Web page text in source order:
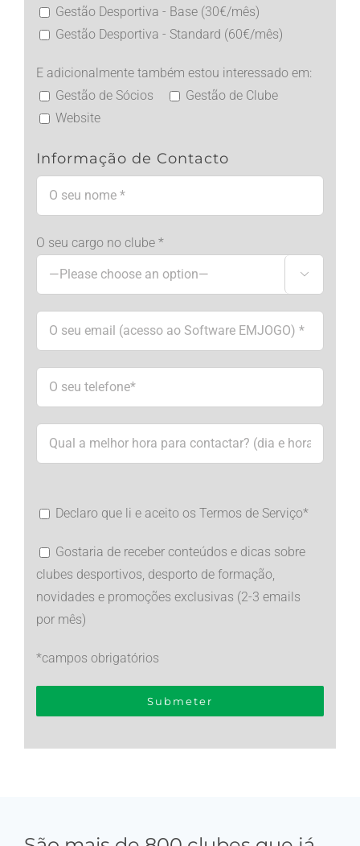
Gestão Desportiva - Base (30€/mês)
Gestão Desportiva - Standard (60€/mês)
E adicionalmente também estou interessado em:
Gestão de Sócios
Gestão de Clube
Website
Informação de Contacto
O seu cargo no clube *

Declaro que li e aceito os Termos de Serviço*
Gostaria de receber conteúdos e dicas sobre
clubes desportivos, desporto de formação,
novidades e promoções exclusivas (2-3 emails
por mês)
*campos obrigatórios